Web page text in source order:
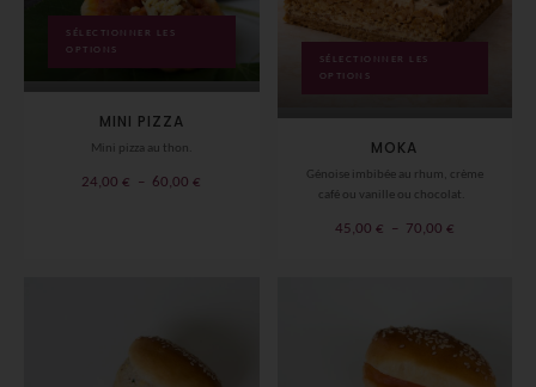
SÉLECTIONNER LES
OPTIONS
MINI PIZZA
Mini pizza au thon.
24,00€ – 60,00€
SÉLECTIONNER LES
OPTIONS
MOKA
Génoise imbibée au rhum, crème
café ou vanille ou chocolat.
45,00 € – 70,00 €Plage
70,00 €